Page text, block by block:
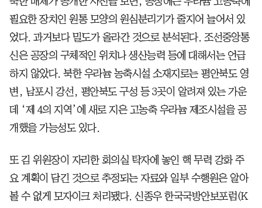
필요한 장치인 원통 모양의 원심분리기가 줄지어 늘어서 있
었다. 과거보다 밀도가 올라간 것으로 분석된다. 조선중앙통
신은 공장의 구체적인 위치나 생산능력 등에 대해서는 언급
하지 않았다. 북한 우라늄 농축시설 소재지로는 평안북도 영
변, 남포시 강선, 평안북도 구성 등 3곳이 알려져 있는 가운
데 ‘제 4의 지역’에 새로 지은 고농축 우라늄 제조시설을 공
개했을 가능성도 있다.
또 김 위원장이 자리한 회의실 탁자에 놓인 핵 무력 강화 주
요 계획이 담긴 것으로 추정되는 자료와 일부 수행원은 알아
볼 수 없게 모자이크 처리됐다. 신종우 한국국방안보포럼(K